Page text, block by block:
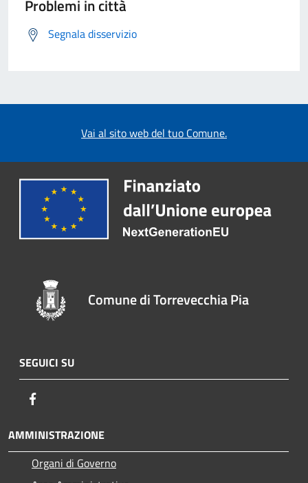
Problemi in città
Segnala disservizio
Vai al sito web del tuo Comune.
Comune di Torrevecchia Pia
SEGUICI SU
AMMINISTRAZIONE
Organi di Governo